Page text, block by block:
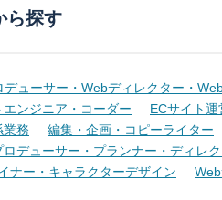
ら探す
デューサー・Webディレクター・
エンジニア・コーダー
ECサイト運
業務
編集・企画・コピーライター
ロデューサー・プランナー・ディレ
ナー・キャラクターデザイン